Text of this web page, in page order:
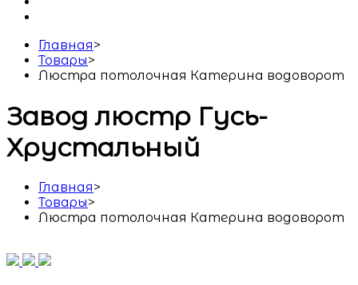
Главная>
Товары>
Люстра потолочная Катерина водоворот
Завод люстр Гусь-
Хрустальный
Главная>
Товары>
Люстра потолочная Катерина водоворот